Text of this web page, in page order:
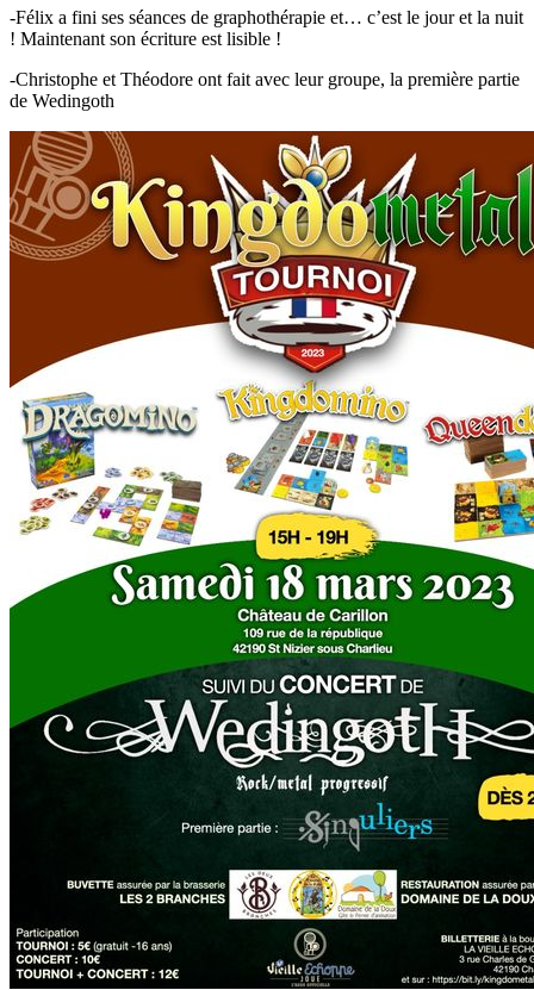
-Félix a fini ses séances de graphothérapie et… c’est le jour et la nuit
! Maintenant son écriture est lisible !
-Christophe et Théodore ont fait avec leur groupe, la première partie
de Wedingoth